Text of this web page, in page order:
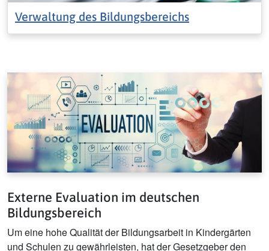
Verwaltung des Bildungsbereichs
Externe Evaluation im deutschen
Bildungsbereich
Um eine hohe Qualität der Bildungsarbeit in Kindergärten
und Schulen zu gewährleisten, hat der Gesetzgeber den